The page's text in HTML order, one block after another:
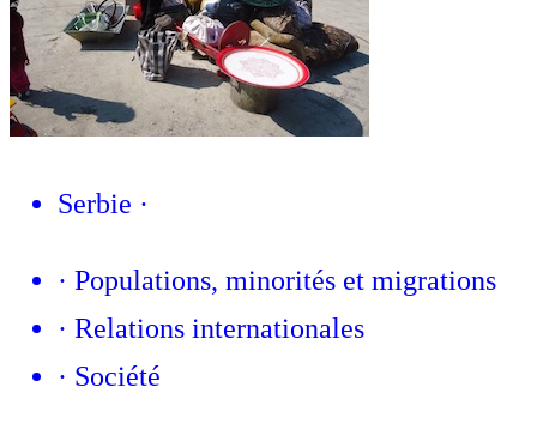
Serbie ·
· Populations, minorités et migrations
· Relations internationales
· Société